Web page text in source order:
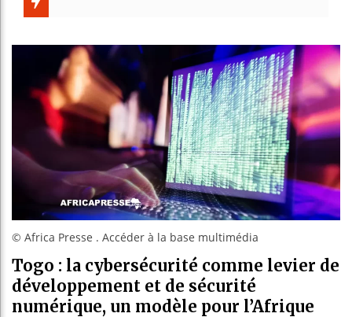
Guinée :
Réforme
Bénin :
© Africa Presse . Accéder à la base multimédia
Togo : la cybersécurité comme levier de
développement et de sécurité
numérique, un modèle pour l’Afrique